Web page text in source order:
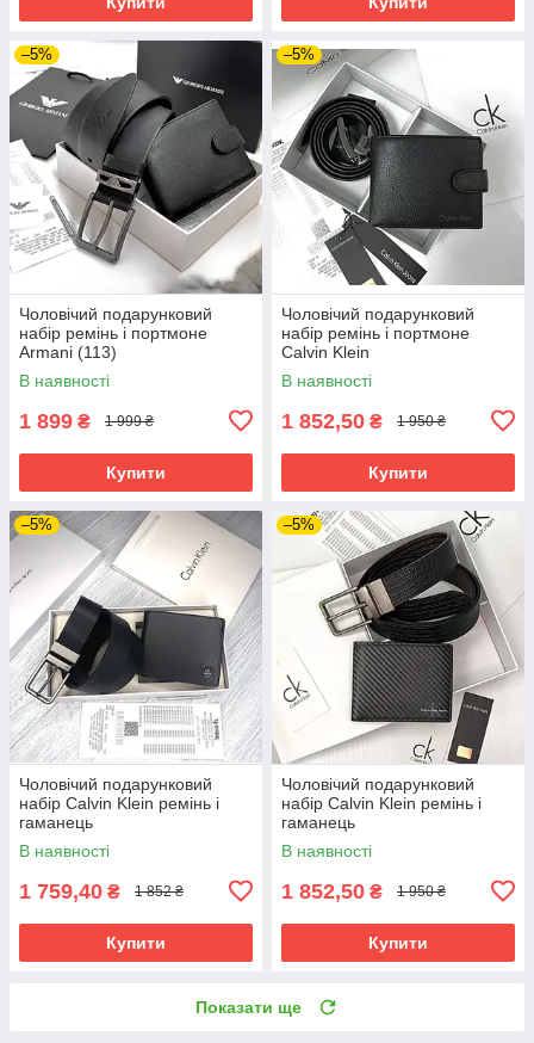
–5%
Чоловічий подарунковий
набір ремінь і портмоне
Armani (113)
В наявності
1 899 ₴ 1 999 ₴
Купити
–5%
Чоловічий подарунковий
набір ремінь і портмоне
Calvin Klein
В наявності
1 852,50 ₴ 1 950 ₴
Купити
–5%
Чоловічий подарунковий
набір Calvin Klein ремінь і
гаманець
В наявності
1 759,40 ₴ 1 852 ₴
Купити
–5%
Чоловічий подарунковий
набір Calvin Klein ремінь і
гаманець
В наявності
1 852,50 ₴ 1 950 ₴
Купити
Показати ще